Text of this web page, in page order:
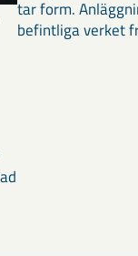
tar form.
befintliga verket